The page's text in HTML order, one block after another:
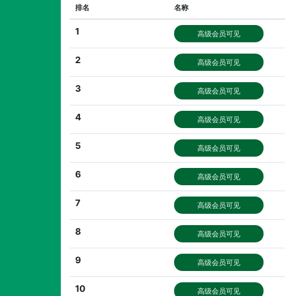
排名 名称
1 高级会员可见
2 高级会员可见
3 高级会员可见
4 高级会员可见
5 高级会员可见
6 高级会员可见
7 高级会员可见
8 高级会员可见
9 高级会员可见
10 高级会员可见